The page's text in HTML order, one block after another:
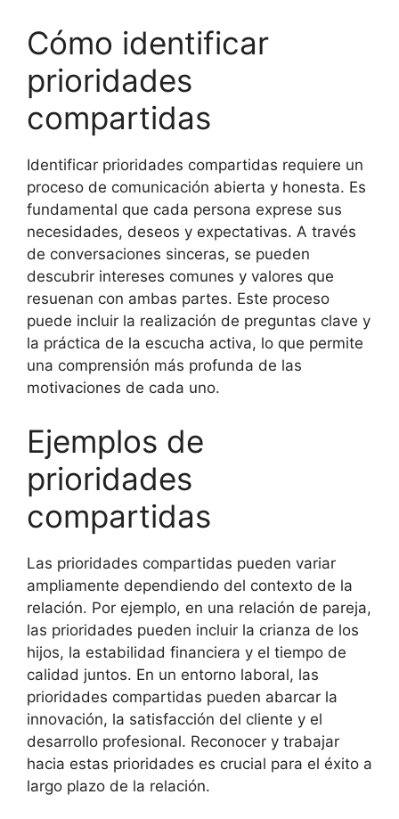
Cómo identificar
prioridades
compartidas
Identificar prioridades compartidas requiere un
proceso de comunicación abierta y honesta. Es
fundamental que cada persona exprese sus
necesidades, deseos y expectativas. A través
de conversaciones sinceras, se pueden
descubrir intereses comunes y valores que
resuenan con ambas partes. Este proceso
puede incluir la realización de preguntas clave y
la práctica de la escucha activa, lo que permite
una comprensión más profunda de las
motivaciones de cada uno.
Ejemplos de
prioridades
compartidas
Las prioridades compartidas pueden variar
ampliamente dependiendo del contexto de la
relación. Por ejemplo, en una relación de pareja,
las prioridades pueden incluir la crianza de los
hijos, la estabilidad financiera y el tiempo de
calidad juntos. En un entorno laboral, las
prioridades compartidas pueden abarcar la
innovación, la satisfacción del cliente y el
desarrollo profesional. Reconocer y trabajar
hacia estas prioridades es crucial para el éxito a
largo plazo de la relación.